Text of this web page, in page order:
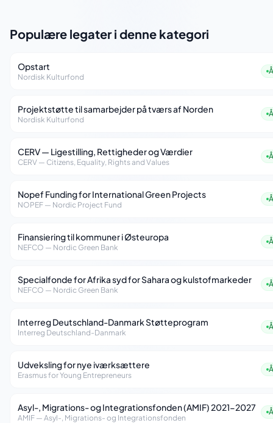
Populære legater i denne kategori
Opstart
Nordisk Kulturfond
Projektstøtte til samarbejder på tværs af Norden
Nordisk Kulturfond
CERV — Ligestilling, Rettigheder og Værdier
CERV — Citizens, Equality, Rights and Values
Nopef Funding for International Green Projects
NOPEF — Nordic Project Fund
Finansiering til kommuner i Østeuropa
NEFCO — Nordic Green Bank
Specialfonde for Afrika syd for Sahara og kulstofmarkeder
NEFCO — Nordic Green Bank
Interreg Deutschland-Danmark Støtteprogram
Interreg Deutschland-Danmark
Udveksling for nye iværksættere
Erasmus for Young Entrepreneurs
Asyl-, Migrations- og Integrationsfonden (AMIF) 2021-2027
AMIF — Asyl-, Migrations- og Integrationsfonden